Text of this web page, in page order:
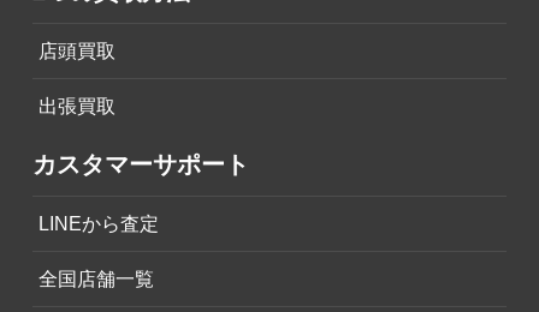
店頭買取
出張買取
カスタマーサポート
LINEから査定
全国店舗一覧